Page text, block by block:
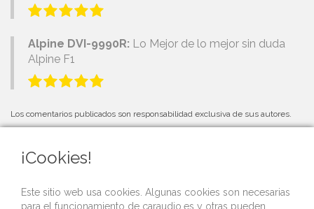
Alpine DVI-9990R: Lo Mejor de lo mejor sin duda
Alpine F1
Los comentarios publicados son responsabilidad exclusiva de sus autores.
¡Cookies!
Este sitio web usa cookies. Algunas cookies son necesarias
para el funcionamiento de caraudio.es y otras pueden